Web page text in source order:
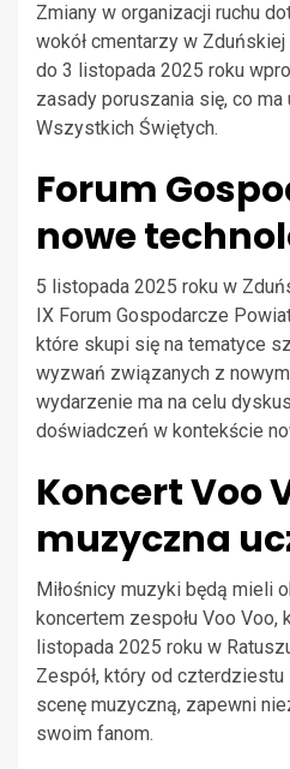
Zmiany w organizacji ruchu
wokół cmentarzy w
do 3 listopada 2025 roku
zasady poruszania się, co
Wszystkich Świętych.
Forum
nowe
5 listopada 2025 roku w
IX Forum Gospodarcze
które skupi się na tematyce
wyzwań związanych z
wydarzenie ma na celu
doświadczeń w kontekście
Koncert Voo
muzyczna
Miłośnicy muzyki będą mieli
koncertem zespołu Voo Voo,
listopada 2025 roku w
Zespół, który od
scenę muzyczną, zapewni
swoim fanom.